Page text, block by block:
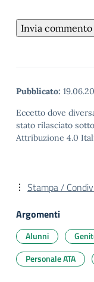
Pubblicato:
Eccetto dove
stato rilasciato
Attribuzione 4.0
Stampa /
Argomenti
Alunni
Personale ATA